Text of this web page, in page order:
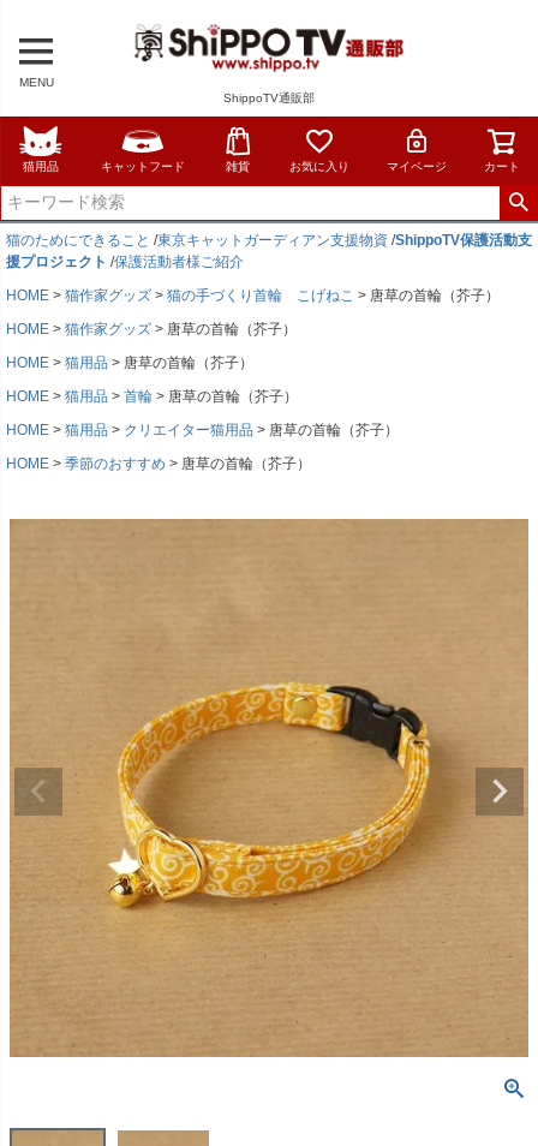
MENU
ShippoTV通販部
猫用品 キャットフード 雑貨 お気に入り マイページ カート
猫のためにできること /東京キャットガーディアン支援物資 /ShippoTV保護活動支
援プロジェクト /保護活動者様ご紹介
HOME
猫作家グッズ 猫の手づくり首輪 こげねこ
唐草の首輪（芥子）
HOME
猫作家グッズ
唐草の首輪（芥子）
HOME
猫用品
唐草の首輪（芥子）
HOME
猫用品 首輪
唐草の首輪（芥子）
HOME
猫用品 クリエイター猫用品
唐草の首輪（芥子）
HOME
季節のおすすめ 唐草の首輪（芥子）